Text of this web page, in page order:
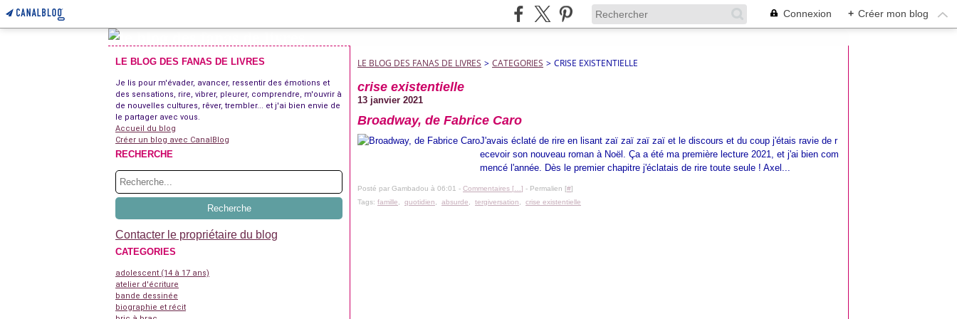
Connexion + Créer mon blog
LE BLOG DES FANAS DE LIVRES
Je lis pour m'évader, avancer, ressentir des émotions et
des sensations, rire, vibrer, pleurer, comprendre, m'ouvrir à
de nouvelles cultures, rêver, trembler... et j'ai bien envie de
le partager avec vous.
Accueil du blog
Créer un blog avec CanalBlog
RECHERCHE
Contacter le propriétaire du blog
CATEGORIES
adolescent (14 à 17 ans)
atelier d'écriture
bande dessinée
biographie et récit
LE BLOG DES FANAS DE LIVRES > CATEGORIES > CRISE EXISTENTIELLE
crise existentielle
13 janvier 2021
Broadway, de Fabrice Caro
J'avais éclaté de rire en lisant zaï zaï zaï zaï et le discours et du coup j'étais ravie de r
ecevoir son nouveau roman à Noël. Ça a été ma première lecture 2021, et j'ai bien com
mencé l'année. Dès le premier chapitre j'éclatais de rire toute seule ! Axel...
Posté par Gambadou à 06:01 - Commentaires [ ] - Permalien [#]
Tags: famille quotidien absurde tergiversation crise existentielle